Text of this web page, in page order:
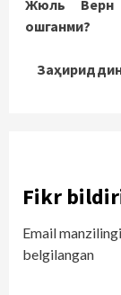
Reading
Жюль Верн
ошганми?
Fikr
Email
belgilangan